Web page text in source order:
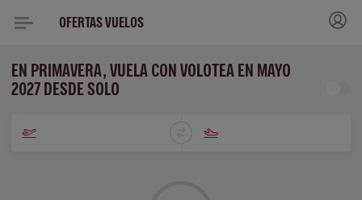
OFERTAS VUELOS
EN PRIMAVERA, VUELA CON VOLOTEA EN MAYO
2027 DESDE SOLO